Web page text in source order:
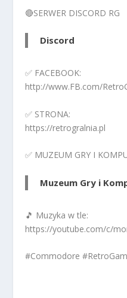
🔴SERWER DISCORD RG
Discord
✅ FACEBOOK:
http://www.FB.com/
✅ STRONA:
https://retrogralnia.pl
✅ MUZEUM GRY I
Muzeum Gry i
🎵 Muzyka w tle:
https://youtube.com/c/
#Commodore